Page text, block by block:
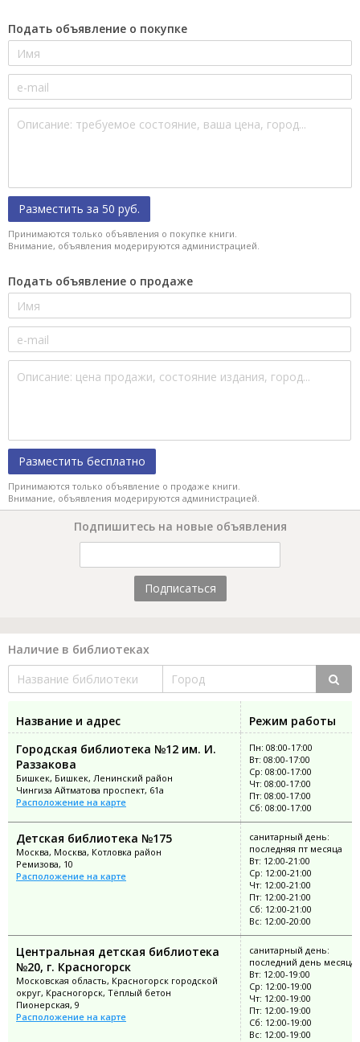
Подать объявление о покупке
Разместить за 50 руб.
Принимаются только объявления о покупке книги.
Внимание, объявления модерируются администрацией.
Подать объявление о продаже
Разместить бесплатно
Принимаются только объявление о продаже книги.
Внимание, объявления модерируются администрацией.
Подпишитесь на новые объявления
Подписаться
Наличие в библиотеках
Название и адрес
Режим работы
Городская библиотека №12 им. И.
Раззакова
Бишкек, Бишкек, Ленинский район
Чингиза Айтматова проспект, 61а
Расположение на карте
Пн: 08:00-17:00
Вт: 08:00-17:00
Ср: 08:00-17:00
Чт: 08:00-17:00
Пт: 08:00-17:00
Сб: 08:00-17:00
Детская библиотека №175
Москва, Москва, Котловка район
Ремизова, 10
Расположение на карте
санитарный день:
последняя пт месяца
Вт: 12:00-21:00
Ср: 12:00-21:00
Чт: 12:00-21:00
Пт: 12:00-21:00
Сб: 12:00-21:00
Вс: 12:00-20:00
Центральная детская библиотека
№20, г. Красногорск
Московская область, Красногорск городской
округ, Красногорск, Тёплый бетон
Пионерская, 9
Расположение на карте
санитарный день:
последний день месяца
Вт: 12:00-19:00
Ср: 12:00-19:00
Чт: 12:00-19:00
Пт: 12:00-19:00
Сб: 12:00-19:00
Вс: 12:00-19:00